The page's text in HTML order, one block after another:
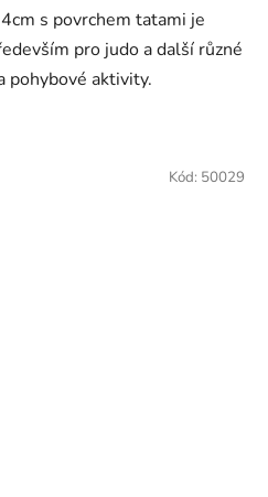
s povrchem tatami je
pro judo a další různé
pohybové aktivity.
Kód: 50029